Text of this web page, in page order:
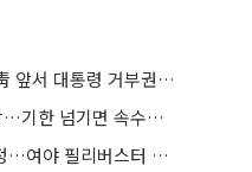
與, 형소법 대국민 보고 vs 野, 靑 앞서 대통령 거부권 촉구
경찰 수사 기다리다 피의자 석방…기한 넘기면 속수무책
‘보완수사권 폐지법’ 본회의 상정…여야 필리버스터 대치